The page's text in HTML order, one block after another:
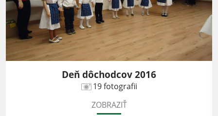
Deň dôchodcov 2016
19 fotografii
ZOBRAZIŤ